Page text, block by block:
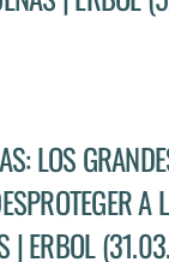
LOS
A
| ERBOL